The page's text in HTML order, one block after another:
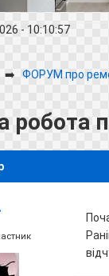
- 10:10:57
➡️ФОРУМ про